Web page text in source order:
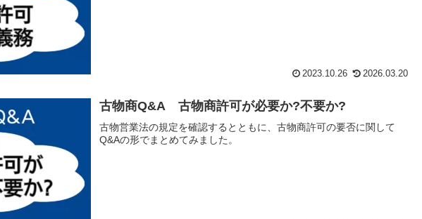
2023.10.26 2026.03.20
古物商Q&A 古物商許可が必要か?不要か?
古物営業法の規定を確認するとともに、古物商許可の要否に関して
Q&Aの形でまとめてみました。